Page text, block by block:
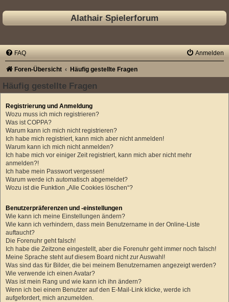
Alathair Spielerforum
FAQ Anmelden
Foren-Übersicht Häufig gestellte Fragen
Häufig gestellte Fragen
Registrierung und Anmeldung
Wozu muss ich mich registrieren?
Was ist COPPA?
Warum kann ich mich nicht registrieren?
Ich habe mich registriert, kann mich aber nicht anmelden!
Warum kann ich mich nicht anmelden?
Ich habe mich vor einiger Zeit registriert, kann mich aber nicht mehr
anmelden?!
Ich habe mein Passwort vergessen!
Warum werde ich automatisch abgemeldet?
Wozu ist die Funktion „Alle Cookies löschen“?
Benutzerpräferenzen und -einstellungen
Wie kann ich meine Einstellungen ändern?
Wie kann ich verhindern, dass mein Benutzername in der Online-Liste
auftaucht?
Die Forenuhr geht falsch!
Ich habe die Zeitzone eingestellt, aber die Forenuhr geht immer noch falsch!
Meine Sprache steht auf diesem Board nicht zur Auswahl!
Was sind das für Bilder, die bei meinem Benutzernamen angezeigt werden?
Wie verwende ich einen Avatar?
Was ist mein Rang und wie kann ich ihn ändern?
Wenn ich bei einem Benutzer auf den E-Mail-Link klicke, werde ich
aufgefordert, mich anzumelden.